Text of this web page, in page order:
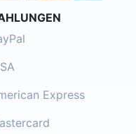
Express